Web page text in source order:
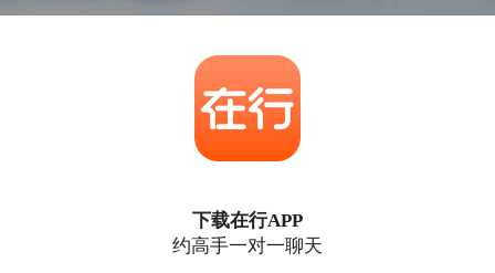
下载在行APP
约高手一对一聊天